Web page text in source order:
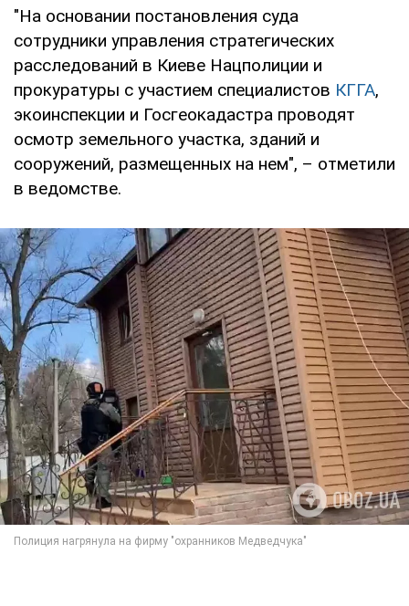
"На основании постановления суда
сотрудники управления стратегических
расследований в Киеве Нацполиции и
прокуратуры с участием специалистов КГГА,
экоинспекции и Госгеокадастра проводят
осмотр земельного участка, зданий и
сооружений, размещенных на нем", – отметили
в ведомстве.